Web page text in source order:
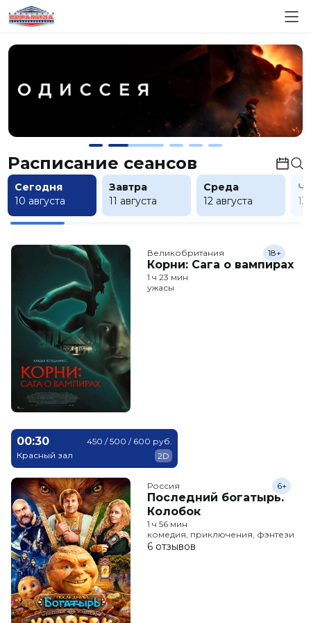
Расписание сеансов
Сегодня
10 августа
Завтра
11 августа
Среда
12 августа
13
Великобритания
Корни: Сага о вампирах
18+
1 ч 23 мин
ужасы
00:30
Красный зал
450 / 500 / 600 руб.
2D
Россия
Последний богатырь.
Колобок
6+
1 ч 56 мин
комедия, приключения, фэнтези
6 отзывов